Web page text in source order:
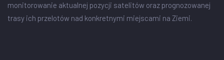
monitorowanie aktualnej pozycji satelitów oraz prognozowanej
trasy ich przelotów nad konkretnymi miejscami na Ziemi.